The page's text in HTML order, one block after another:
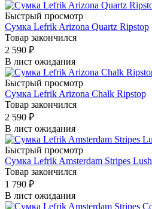
Быстрый просмотр
Сумка Lefrik Arizona Quartz Ripstop
Товар закончился
2 590 ₽
В лист ожидания
Быстрый просмотр
Сумка Lefrik Arizona Chalk Ripstop
Товар закончился
2 590 ₽
В лист ожидания
Быстрый просмотр
Сумка Lefrik Amsterdam Stripes Lush
Товар закончился
1 790 ₽
В лист ожидания